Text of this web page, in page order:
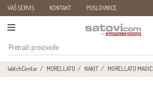
VAŠ SERVIS KONTAKT POSLOVNICE
WatchCentar MORELLATO NAKIT MORELLATO MAGIC